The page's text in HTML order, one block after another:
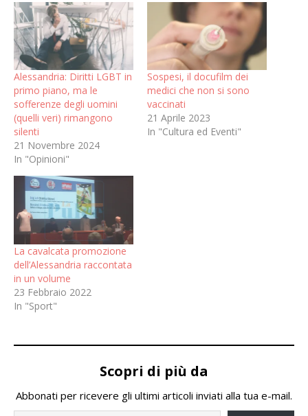
Alessandria: Diritti LGBT in
primo piano, ma le
sofferenze degli uomini
(quelli veri) rimangono
silenti
21 Novembre 2024
In "Opinioni"
Sospesi, il docufilm dei
medici che non si sono
vaccinati
21 Aprile 2023
In "Cultura ed Eventi"
La cavalcata promozione
dell’Alessandria raccontata
in un volume
23 Febbraio 2022
In "Sport"
Scopri di più da
Abbonati per ricevere gli ultimi articoli inviati alla tua e-mail.